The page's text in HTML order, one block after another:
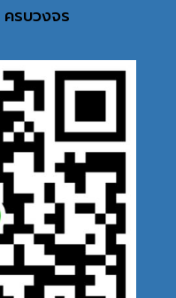
ครบวงจร